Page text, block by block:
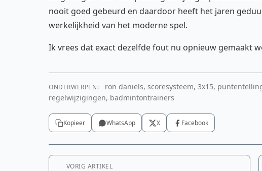
nooit goed gebeurd en daardoor heeft het jaren
werkelijkheid van het moderne spel.
Ik vrees dat exact dezelfde fout nu opnieuw gemaakt
ONDERWERPEN:
ron daniels, scoresysteem, 3x15,
regelwijzigingen, badmintontrainers
Kopieer WhatsApp X Facebook
VORIG ARTIKEL